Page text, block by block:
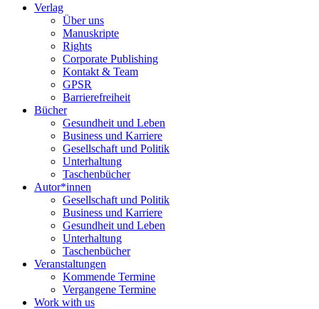
Verlag
Über uns
Manuskripte
Rights
Corporate Publishing
Kontakt & Team
GPSR
Barrierefreiheit
Bücher
Gesundheit und Leben
Business und Karriere
Gesellschaft und Politik
Unterhaltung
Taschenbücher
Autor*innen
Gesellschaft und Politik
Business und Karriere
Gesundheit und Leben
Unterhaltung
Taschenbücher
Veranstaltungen
Kommende Termine
Vergangene Termine
Work with us